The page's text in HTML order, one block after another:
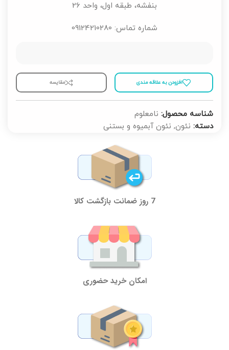
بنفشه، طبقه اول، واحد 26
شماره تماس: 09124210280
افزودن به علاقه مندی مقايسه
شناسه محصول: نامعلوم
دسته: نئون, نئون آبمیوه و بستنی
7 روز ضمانت بازگشت کالا
امکان خرید حضوری